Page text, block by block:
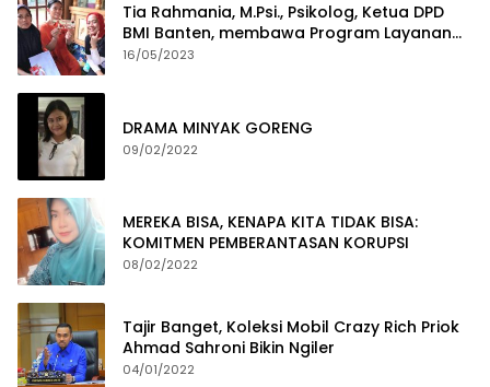
Tia Rahmania, M.Psi., Psikolog, Ketua DPD
BMI Banten, membawa Program Layanan
Pembuatan Dokumen Kependudukan
16/05/2023
DRAMA MINYAK GORENG
09/02/2022
MEREKA BISA, KENAPA KITA TIDAK BISA:
KOMITMEN PEMBERANTASAN KORUPSI
08/02/2022
Tajir Banget, Koleksi Mobil Crazy Rich Priok
Ahmad Sahroni Bikin Ngiler
04/01/2022